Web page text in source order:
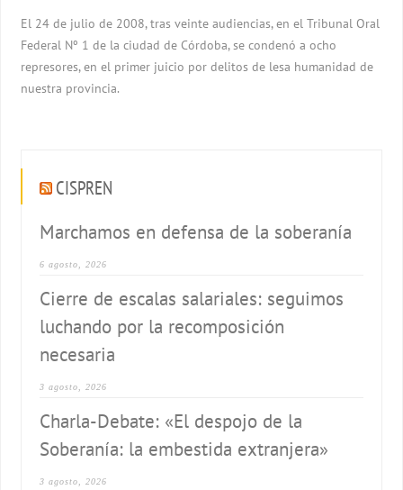
El 24 de julio de 2008, tras veinte audiencias, en el Tribunal Oral
Federal Nº 1 de la ciudad de Córdoba, se condenó a ocho
represores, en el primer juicio por delitos de lesa humanidad de
nuestra provincia.
CISPREN
Marchamos en defensa de la soberanía
6 agosto, 2026
Cierre de escalas salariales: seguimos
luchando por la recomposición
necesaria
3 agosto, 2026
Charla-Debate: «El despojo de la
Soberanía: la embestida extranjera»
3 agosto, 2026